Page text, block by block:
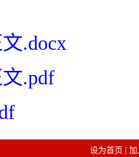
.docx
.pdf
设为首页 加